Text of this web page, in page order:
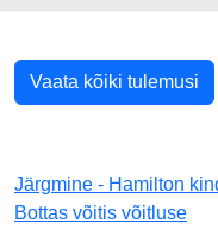
Vaata kõiki tulemusi
Järgmine - Hamilton
Bottas võitis võitluse